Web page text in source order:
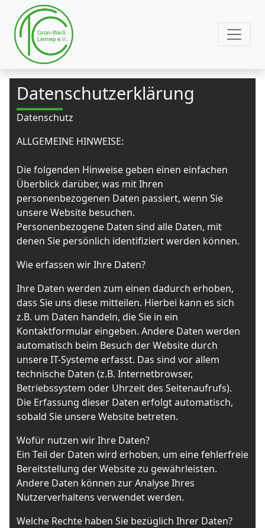
Datenschutzerklärung
Datenschutz
ALLGEMEINE HINWEISE:
Die folgenden Hinweise geben einen einfachen
Überblick darüber, was mit Ihren
personenbezogenen Daten passiert, wenn Sie
unsere Website besuchen.
Personenbezogene Daten sind alle Daten, mit
denen Sie persönlich identifiziert werden können.
Wie erfassen wir Ihre Daten?
Ihre Daten werden zum einen dadurch erhoben,
dass Sie uns diese mitteilen. Hierbei kann es sich
z.B. um Daten handeln, die Sie in ein
Kontaktformular eingeben. Andere Daten werden
automatisch beim Besuch der Website durch
unsere IT-Systeme erfasst. Das sind vor allem
technische Daten (z.B. Internetbrowser,
Betriebssystem oder Uhrzeit des Seitenaufrufs).
Die Erfassung dieser Daten erfolgt automatisch,
sobald Sie unsere Website betreten.
Wofür nutzen wir Ihre Daten?
Ein Teil der Daten wird erhoben, um eine fehlerfreie
Bereitstellung der Website zu gewährleisten.
Andere Daten können zur Analyse Ihres
Nutzerverhaltens verwendet werden.
Welche Rechte haben Sie bezüglich Ihrer Daten?